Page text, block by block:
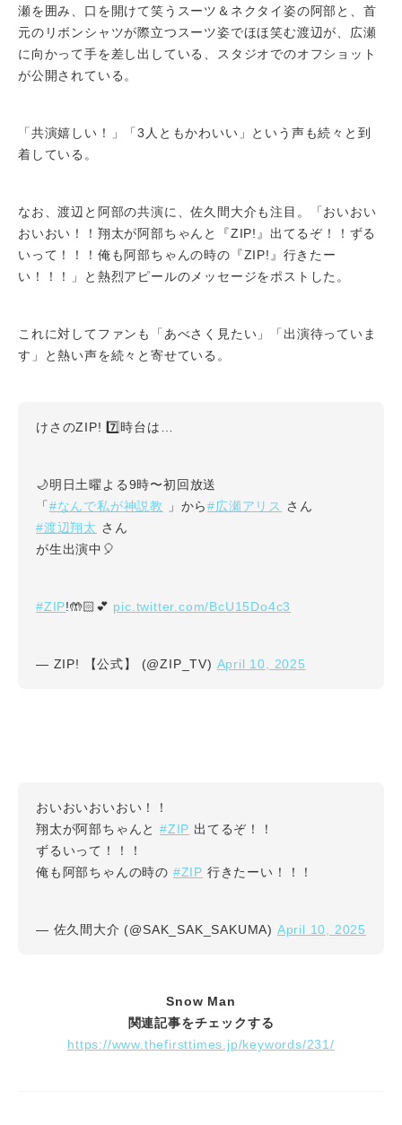
瀬を囲み、口を開けて笑うスーツ＆ネクタイ姿の阿部と、首
元のリボンシャツが際立つスーツ姿でほほ笑む渡辺が、広瀬
に向かって手を差し出している、スタジオでのオフショット
が公開されている。
「共演嬉しい！」「3人ともかわいい」という声も続々と到
着している。
なお、渡辺と阿部の共演に、佐久間大介も注目。「おいおい
おいおい！！翔太が阿部ちゃんと『ZIP!』出てるぞ！！ずる
いって！！！俺も阿部ちゃんの時の『ZIP!』行きたー
い！！！」と熱烈アピールのメッセージをポストした。
これに対してファンも「あべさく見たい」「出演待っていま
す」と熱い声を続々と寄せている。
けさのZIP! 7️⃣時台は…
🌙明日土曜よる9時〜初回放送
「#なんで私が神説教 」から#広瀬アリス
さん
#渡辺翔太 さん
が生出演中🎈
#ZIP!🤲🏻💕 pic.twitter.com/BcU15Do4c3
— ZIP! 【公式】 (@ZIP_TV) April 10, 2025
おいおいおいおい！！
翔太が阿部ちゃんと #ZIP 出てるぞ！！
ずるいって！！！
俺も阿部ちゃんの時の #ZIP 行きたーい！！！
— 佐久間大介 (@SAK_SAK_SAKUMA) April 10, 2025
Snow Man
関連記事をチェックする
https://www.thefirsttimes.jp/keywords/231/